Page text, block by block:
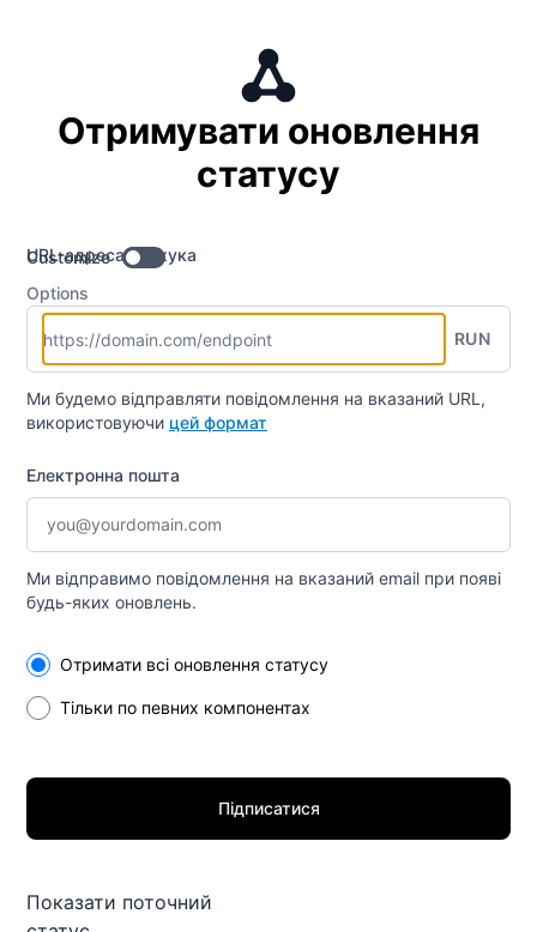
Отримувати оновлення
статусу
URL-адреса вебхука
Customize
Options
RUN
Ми будемо відправляти повідомлення на вказаний URL,
використовуючи цей формат
Електронна пошта
Ми відправимо повідомлення на вказаний email при появі
будь-яких оновлень.
Select the components you want to receive updates for
Отримати всі оновлення статусу
Тільки по певних компонентах
Підписатися
Показати поточний